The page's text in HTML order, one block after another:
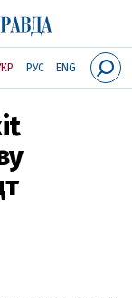
РУС ENG